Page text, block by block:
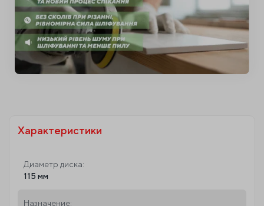
Характеристики
Диаметр диска:
115 мм
Назначение: